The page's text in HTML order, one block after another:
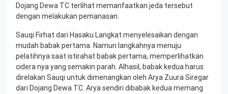
Dojang Dewa TC terlihat memanfaatkan jeda tersebut
dengan melakukan pemanasan.
Sauqi Firhat dari Hasaku Langkat menyelesaikan dengan
mudah babak pertama. Namun langkahnya menuju
pelatihnya saat istirahat babak pertama, memperlihatkan
cidera nya yang semakin parah. Alhasil, babak kedua harus
direlakan Sauqi untuk dimenangkan oleh Arya Zuura Siregar
dari Dojang Dewa TC. Arya sendiri dibabak kedua memang